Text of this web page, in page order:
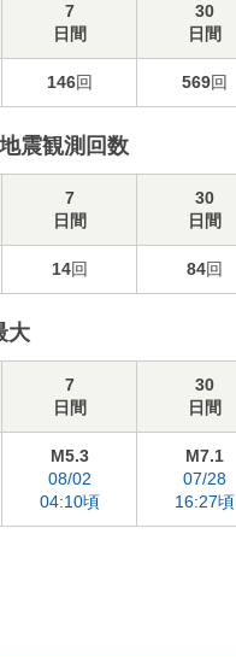
7
日間
30
日間
146回 569回
震観測回数
7
日間
30
日間
14回 84回
大
7
日間
30
日間
M5.3
08/02
04:10頃
M7.1
07/28
16:27頃